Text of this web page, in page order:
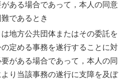
ある場合であって，本人の同意
であるとき
地方公共団体またはその委託を
定める事務を遂行することに対
がある場合であって，本人の同
り当該事務の遂行に支障を及ぼ